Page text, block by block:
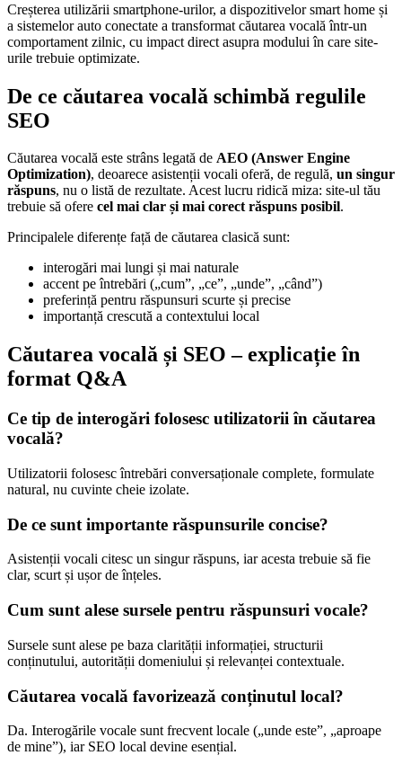
Creșterea utilizării smartphone-urilor, a dispozitivelor smart home și
a sistemelor auto conectate a transformat căutarea vocală într-un
comportament zilnic, cu impact direct asupra modului în care site-
urile trebuie optimizate.
De ce căutarea vocală schimbă regulile
SEO
Căutarea vocală este strâns legată de AEO (Answer Engine
Optimization), deoarece asistenții vocali oferă, de regulă, un singur
răspuns, nu o listă de rezultate. Acest lucru ridică miza: site-ul tău
trebuie să ofere cel mai clar și mai corect răspuns posibil.
Principalele diferențe față de căutarea clasică sunt:
interogări mai lungi și mai naturale
accent pe întrebări („cum”, „ce”, „unde”, „când”)
preferință pentru răspunsuri scurte și precise
importanță crescută a contextului local
Căutarea vocală și SEO – explicație în
format Q&A
Ce tip de interogări folosesc utilizatorii în căutarea
vocală?
Utilizatorii folosesc întrebări conversaționale complete, formulate
natural, nu cuvinte cheie izolate.
De ce sunt importante răspunsurile concise?
Asistenții vocali citesc un singur răspuns, iar acesta trebuie să fie
clar, scurt și ușor de înțeles.
Cum sunt alese sursele pentru răspunsuri vocale?
Sursele sunt alese pe baza clarității informației, structurii
conținutului, autorității domeniului și relevanței contextuale.
Căutarea vocală favorizează conținutul local?
Da. Interogările vocale sunt frecvent locale („unde este”, „aproape
de mine”), iar SEO local devine esențial.